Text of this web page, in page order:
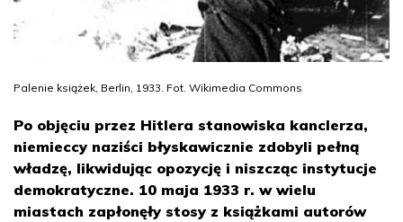
Palenie książek, Berlin, 1933. Fot. Wikimedia Commons
Po objęciu przez Hitlera stanowiska kanclerza,
niemieccy naziści błyskawicznie zdobyli pełną
władzę, likwidując opozycję i niszcząc instytucje
demokratyczne. 10 maja 1933 r. w wielu
miastach zapłonęły stosy z książkami autorów